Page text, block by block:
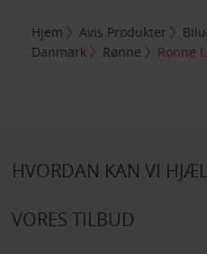
Hjem Avis Produkter
Danmark
Rønne Ronne
HVORDAN KAN VI
VORES TILBUD